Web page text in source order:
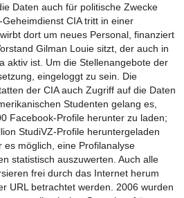
Daten auch für politische Zwecke
CIA tritt in einer
dort um neues Personal, finanziert
Gilman Louie sitzt, der auch in
aktiv ist. Um die Stellenangebote der
eingeloggt zu sein. Die
der CIA auch Zugriff auf die Daten
Studenten gelang es,
Facebook-Profile herunter zu laden;
StudiVZ-Profile heruntergeladen
möglich, eine Profilanalyse
statistisch auszuwerten. Auch alle
frei durch das Internet herum
URL betrachtet werden. 2006 wurden